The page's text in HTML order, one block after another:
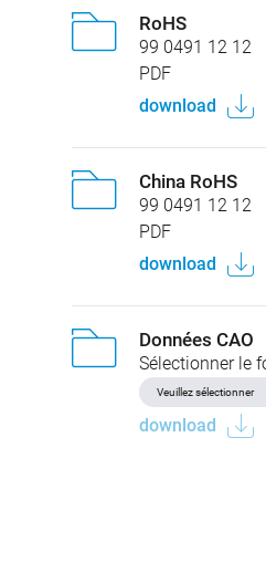
RoHS
99 0491 12 12
PDF
download
China RoHS
99 0491 12 12
PDF
download
Données CAO
Sélectionner le
download